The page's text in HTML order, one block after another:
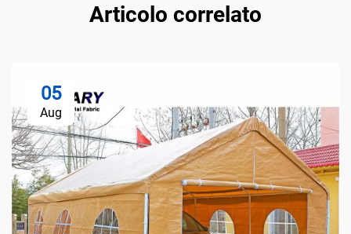
Articolo correlato
05
Aug